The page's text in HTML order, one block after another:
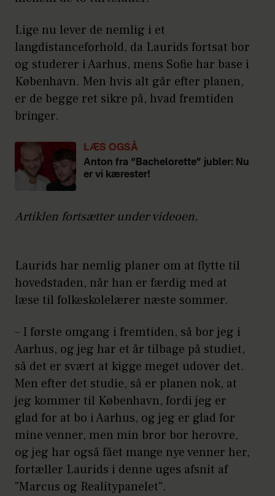
Lige nu lever de nemlig i et
langdistanceforhold, da Laurids fortsat bor
og studerer i Aarhus, mens Sofie har base i
København. Men hvis alt går efter planen,
er de begge ret sikre på, hvad fremtiden
bringer.
LÆS OGSÅ
Anton fra “Bachelorette” jubler: Nu
er vi kærester!
Artiklen fortsætter under videoen.
Laurids har nemlig planer om at flytte til
hovedstaden, når han er færdig med at
læse til folkeskolelærer næste sommer.
– I første omgang i fremtiden, så bor jeg i
Aarhus, og jeg har et år tilbage på studiet,
så det er svært at kigge meget udover det.
Men efter det studie, så er planen nok, at
jeg kommer til København, fordi jeg er
glad for at bo i Aarhus, og jeg er glad for
mine venner, men min bror bor herovre,
og jeg har også fået mange nye venner her,
fortæller Laurids i denne uges afsnit af
"Marcus og Realitypanelet".